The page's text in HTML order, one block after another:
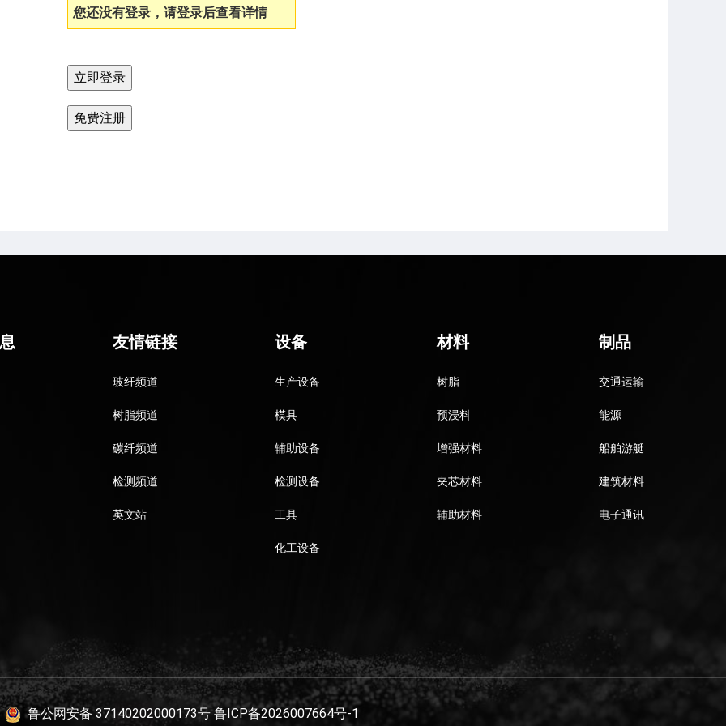
您还没有登录，请登录后查看详情
友情链接
玻纤频道
树脂频道
碳纤频道
检测频道
英文站
设备
生产设备
模具
辅助设备
检测设备
工具
化工设备
材料
树脂
预浸料
增强材料
夹芯材料
辅助材料
制品
交通运输
能源
船舶游艇
建筑材料
电子通讯
鲁公网安备 37140202000173号 鲁ICP备2026007664号-1